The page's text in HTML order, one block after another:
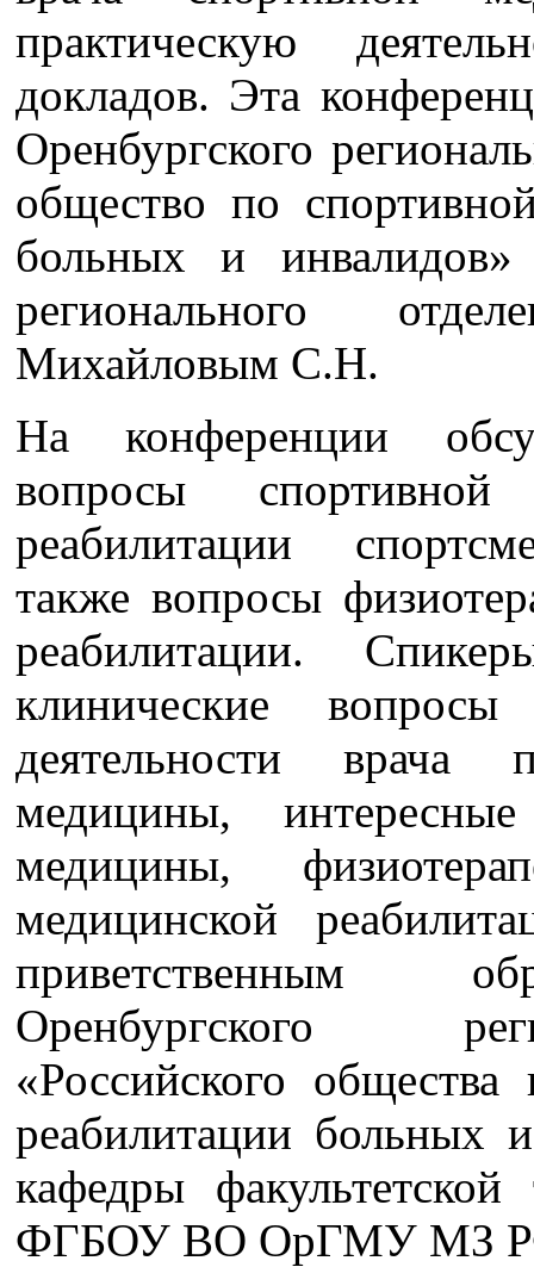
практическую
докладов. Эта
Оренбургского
общество по
больных и инвалидов»
регионального
Михайловым С.Н.
На конференции
вопросы
реабилитации
также вопросы
реабилитации.
клинические
деятельности врача
медицины,
медицины,
медицинской
приветственным
Оренбургского
«Российского
реабилитации больных
кафедры
ФГБОУ ВО ОрГМУ МЗ